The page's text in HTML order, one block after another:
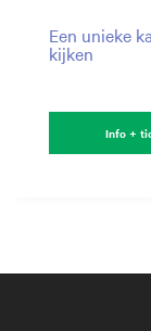
Een unieke
kijken
Info +